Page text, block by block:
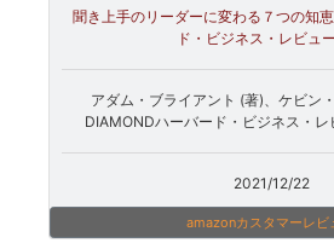
聞き上手のリーダーに変わる７つの知
ド・ビジネス・レビュ
アダム・ブライアント (著)、ケビン
DIAMONDハーバード・ビジネス・レ
2021/12/22
amazonカスタマーレビ